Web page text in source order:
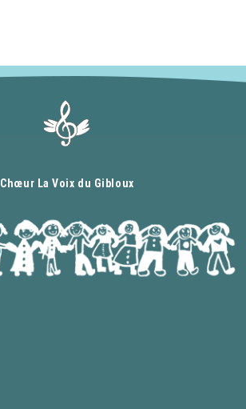
Chœur La Voix du Gibloux